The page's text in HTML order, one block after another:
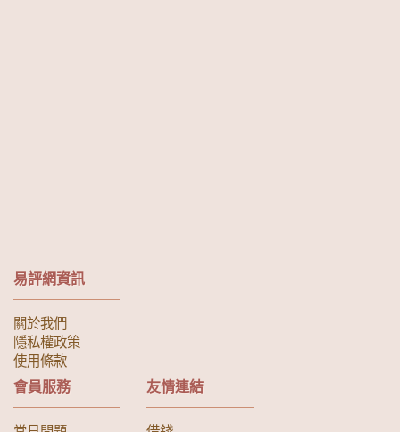
易評網資訊
關於我們
隱私權政策
使用條款
會員服務 友情連結